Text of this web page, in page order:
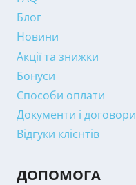
Блог
Новини
Акції та знижки
Бонуси
Способи оплати
Документи і договори
Відгуки клієнтів
ДОПОМОГА